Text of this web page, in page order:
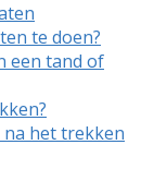
te doen?
een tand of
het trekken